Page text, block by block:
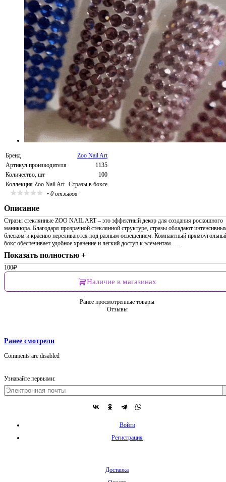
Бренд
Zoo Nail Art
Артикул производителя
1135
Количество, шт
100
Коллекция Zoo Nail Art Стразы в боксе
• 0 отзывов
Описание
Стразы стеклянные ZOO NAIL ART – это эффектный декор для создания роскошного
маникюра. Благодаря прозрачной стеклянной структуре, стразы обладают
блеском и красиво переливаются под разным освещением. Компактный
бокс обеспечивает удобное хранение и легкий доступ к элементам.…
Показать полностью +
100₽
Наличие в магазинах
Ранее просмотренные товары
Отзывы
Ранее смотрели
Comments are disabled
Узнавайте первыми:
Войти
Регистрация
Доставка